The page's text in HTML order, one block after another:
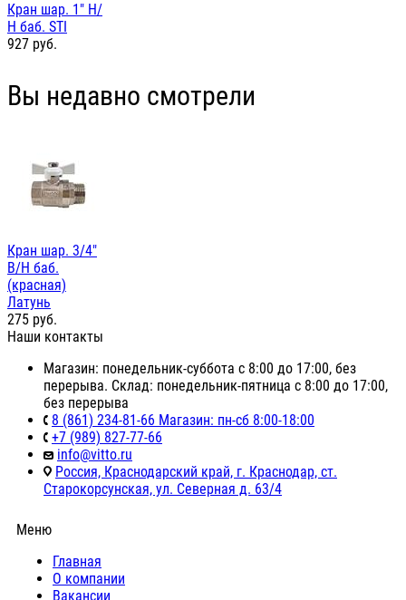
Кран шар. 1" Н/
Н баб. STI
927 руб.
Вы недавно смотрели
Кран шар. 3/4"
В/Н баб.
(красная)
Латунь
275 руб.
Наши контакты
Магазин: понедельник-суббота с 8:00 до 17:00, без
перерыва. Склад: понедельник-пятница с 8:00 до 17:00,
без перерыва
8 (861) 234-81-66 Магазин: пн-сб 8:00-18:00
+7 (989) 827-77-66
info@vitto.ru
Россия, Краснодарский край, г. Краснодар, ст.
Старокорсунская, ул. Северная д. 63/4
Меню
Главная
О компании
Вакансии